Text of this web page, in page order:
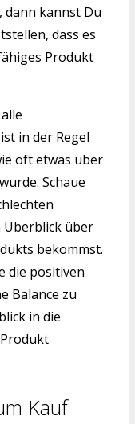
dann kannst Du
dass es
Produkt
in der Regel
oft etwas über
Schaue
Überblick über
bekommst.
die positiven
Balance zu
in die
Kauf